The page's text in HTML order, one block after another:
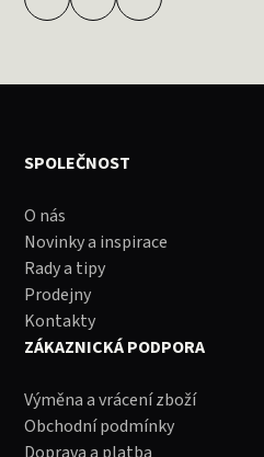
SPOLEČNOST
O nás
Novinky a inspirace
Rady a tipy
Prodejny
Kontakty
ZÁKAZNICKÁ PODPORA
Výměna a vrácení zboží
Obchodní podmínky